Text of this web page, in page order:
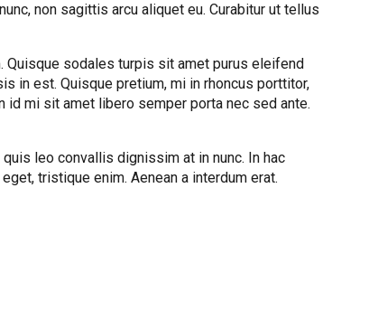
non sagittis arcu aliquet eu. Curabitur ut tellus
Quisque sodales turpis sit amet purus eleifend
in est. Quisque pretium, mi in rhoncus porttitor,
mi sit amet libero semper porta nec sed ante.
leo convallis dignissim at in nunc. In hac
tristique enim. Aenean a interdum erat.